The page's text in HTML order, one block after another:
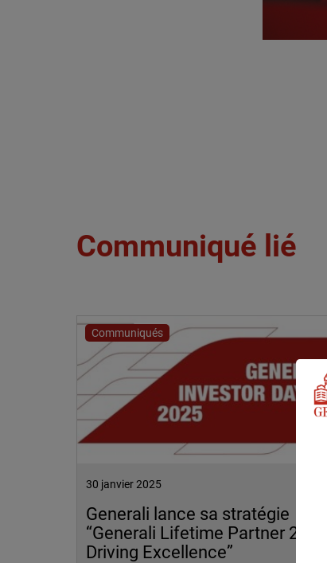
Communiqué lié
Communiqués
30 janvier 2025
Generali lance sa stratégie
“Generali Lifetime Partner 27 :
Driving Excellence”